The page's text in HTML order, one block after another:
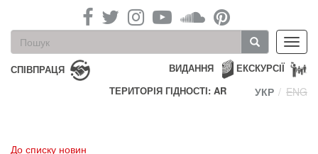
Пошукова
форма
Пошук
СПІВПРАЦЯ ЕКСКУРСІЇ
ВИДАННЯ
ТЕРИТОРІЯ ГІДНОСТІ: AR
УКР ENG
До списку новин